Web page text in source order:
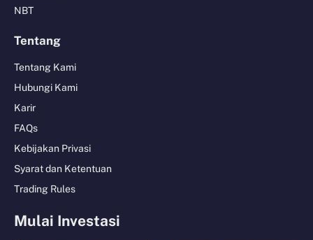
NBT
Tentang
Tentang Kami
Hubungi Kami
Karir
FAQs
Kebijakan Privasi
Syarat dan Ketentuan
Trading Rules
Mulai Investasi